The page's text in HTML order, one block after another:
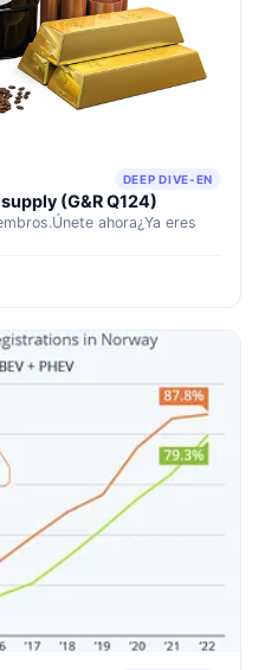
DEEP DIVE-EN
(G&R Q124)
ahora¿Ya eres